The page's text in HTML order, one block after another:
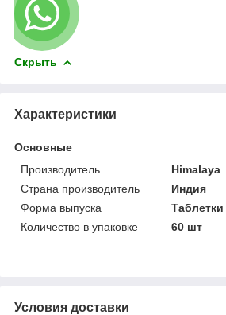
Скрыть
Характеристики
Основные
Производитель
Himalaya
Страна производитель
Индия
Форма выпуска
Таблетки
Количество в упаковке
60 шт
Условия доставки